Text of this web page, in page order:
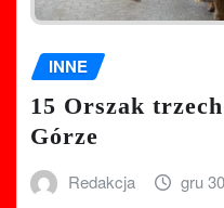
INNE
15 Orszak
Górze
Redakcja gru